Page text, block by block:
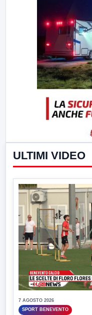
ULTIMI VIDEO
7 AGOSTO 2026
SPORT BENEVENTO